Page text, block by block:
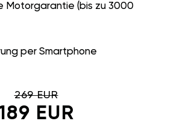
Motorgarantie (bis zu 3000
per Smartphone
269 EUR
EUR